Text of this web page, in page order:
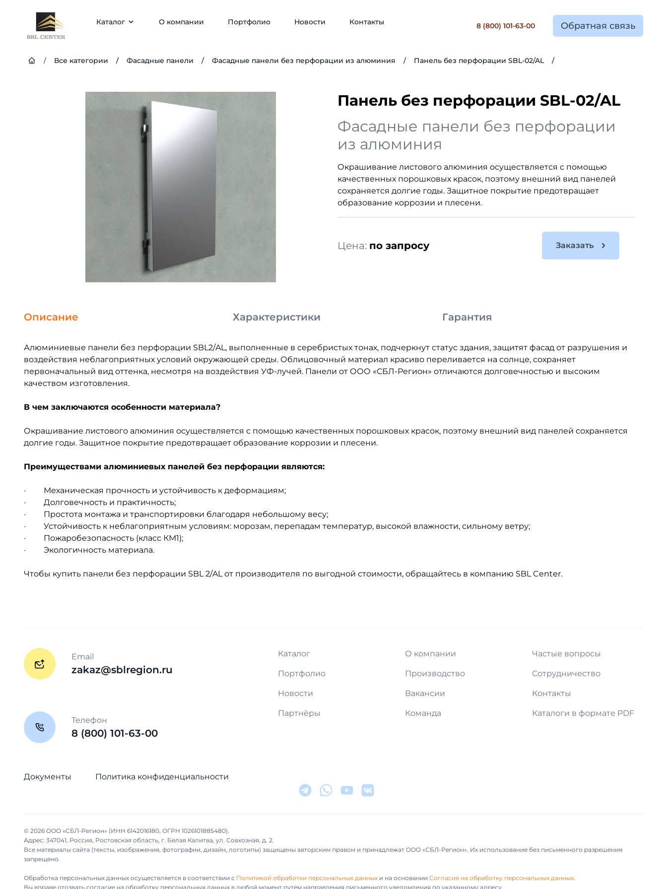
Каталог О компании Портфолио Новости Контакты 8 (800) 101-63-00 Обратная связь
/ Все категории / Фасадные панели / Фасадные панели без перфорации из алюминия / Панель без перфорации SBL-02/AL /
Панель без перфорации SBL-02/AL
Фасадные панели без перфорации
из алюминия
Окрашивание листового алюминия осуществляется с помощью
качественных порошковых красок, поэтому внешний вид панелей
сохраняется долгие годы. Защитное покрытие предотвращает
образование коррозии и плесени.
Цена: по запросу Заказать
Описание Характеристики Гарантия
Алюминиевые панели без перфорации SBL2/AL, выполненные в серебристых тонах, подчеркнут статус здания, защитят фасад от разрушения и
воздействия неблагоприятных условий окружающей среды. Облицовочный материал красиво переливается на солнце, сохраняет
первоначальный вид оттенка, несмотря на воздействия УФ-лучей. Панели от ООО «СБЛ-Регион» отличаются долговечностью и высоким
качеством изготовления.
В чем заключаются особенности материала?
Окрашивание листового алюминия осуществляется с помощью качественных порошковых красок, поэтому внешний вид панелей сохраняется
долгие годы. Защитное покрытие предотвращает образование коррозии и плесени.
Преимуществами алюминиевых панелей без перфорации являются:
· Механическая прочность и устойчивость к деформациям;
· Долговечность и практичность;
· Простота монтажа и транспортировки благодаря небольшому весу;
· Устойчивость к неблагоприятным условиям: морозам, перепадам температур, высокой влажности, сильному ветру;
· Пожаробезопасность (класс КМ1);
· Экологичность материала.
Чтобы купить панели без перфорации SBL2/ALот производителя по выгодной стоимости, обращайтесь в компанию SBL Center.
Email
zakaz@sblregion.ru
Телефон
8 (800) 101-63-00
Каталог
Портфолио
Новости
Партнёры
О компании
Производство
Вакансии
Команда
Частые вопросы
Сотрудничество
Контакты
Каталоги в формате PDF
Документы Политика конфиденциальности
© 2026 ООО «СБЛ-Регион» (ИНН 6142016180, ОГРН 1026101885480).
Адрес: 347041, Россия, Ростовская область, г. Белая Калитва, ул. Совхозная, д. 2.
Все материалы сайта (тексты, изображения, фотографии, дизайн, логотипы) защищены авторским правом и принадлежат ООО «СБЛ-Регион». Их использование без письменного разрешения
запрещено.
Обработка персональных данных осуществляется в соответствии с Политикой обработки персональных данных и на основании Согласия на обработку персональных данных.
Вы вправе отозвать согласие на обработку персональных данных в любой момент путём направления письменного уведомления по указанному адресу.